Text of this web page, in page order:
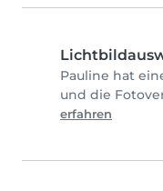
Pauline hat
und die
erfahren